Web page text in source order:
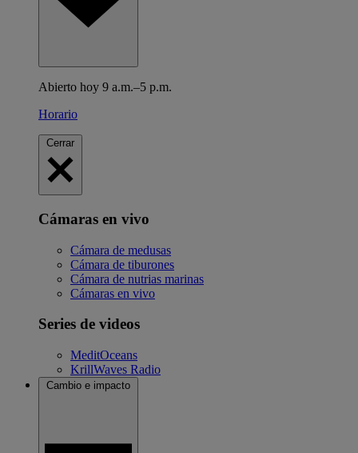
Abierto hoy 9 a.m.–5 p.m.
Horario
Cerrar
Cámaras en vivo
Cámara de medusas
Cámara de tiburones
Cámara de nutrias marinas
Cámaras en vivo
Series de videos
MeditOceans
KrillWaves Radio
Cambio e impacto